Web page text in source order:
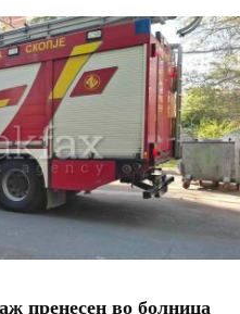
пренесен во болница